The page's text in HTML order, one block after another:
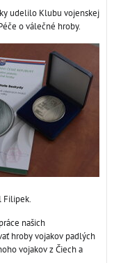
udelilo Klubu vojenskej
o válečné hroby.
Filipek.
našich
hroby vojakov padlých
vojakov z Čiech a